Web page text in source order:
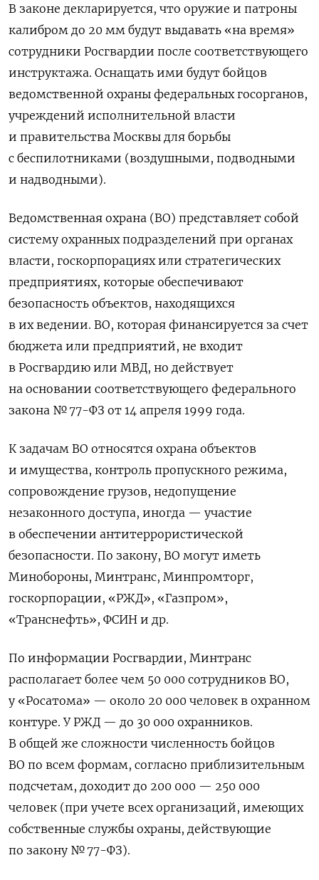
В законе декларируется, что оружие и патроны
калибром до 20 мм будут выдавать «на время»
сотрудники Росгвардии после соответствующего
инструктажа. Оснащать ими будут бойцов
ведомственной охраны федеральных госорганов,
учреждений исполнительной власти
и правительства Москвы для борьбы
с беспилотниками (воздушными, подводными
и надводными).
Ведомственная охрана (ВО) представляет собой
систему охранных подразделений при органах
власти, госкорпорациях или стратегических
предприятиях, которые обеспечивают
безопасность объектов, находящихся
в их ведении. ВО, которая финансируется за счет
бюджета или предприятий, не входит
в Росгвардию или МВД, но действует
на основании соответствующего федерального
закона № 77-ФЗ от 14 апреля 1999 года.
К задачам ВО относятся охрана объектов
и имущества, контроль пропускного режима,
сопровождение грузов, недопущение
незаконного доступа, иногда — участие
в обеспечении антитеррористической
безопасности. По закону, ВО могут иметь
Минобороны, Минтранс, Минпромторг,
госкорпорации, «РЖД», «Газпром»,
«Транснефть», ФСИН и др.
По информации Росгвардии, Минтранс
располагает более чем 50 000 сотрудников ВО,
у «Росатома» — около 20 000 человек в охранном
контуре. У РЖД — до 30 000 охранников.
В общей же сложности численность бойцов
ВО по всем формам, согласно приблизительным
подсчетам, доходит до 200 000 — 250 000
человек (при учете всех организаций, имеющих
собственные службы охраны, действующие
по закону № 77-ФЗ).